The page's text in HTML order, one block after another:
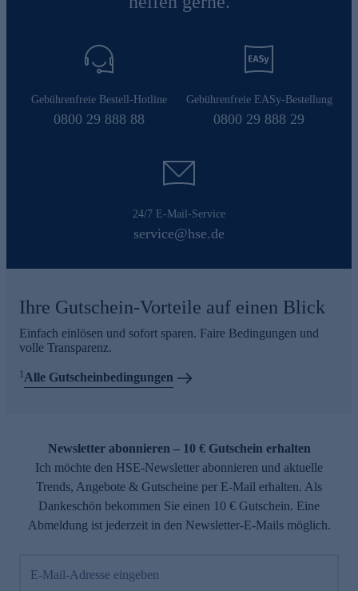
Gebührenfreie Bestell-Hotline
0800 29 888 88
Gebührenfreie EASy-Bestellung
0800 29 888 29
24/7 E-Mail-Service
service@hse.de
Ihre Gutschein-Vorteile auf einen Blick
Einfach einlösen und sofort sparen. Faire Bedingungen und
volle Transparenz.
1Alle Gutscheinbedingungen
Newsletter abonnieren – 10 € Gutschein erhalten
Ich möchte den HSE-Newsletter abonnieren und aktuelle
Trends, Angebote & Gutscheine per E-Mail erhalten. Als
Dankeschön bekommen Sie einen 10 € Gutschein. Eine
Abmeldung ist jederzeit in den Newsletter-E-Mails möglich.
E-Mail-Adresse eingeben